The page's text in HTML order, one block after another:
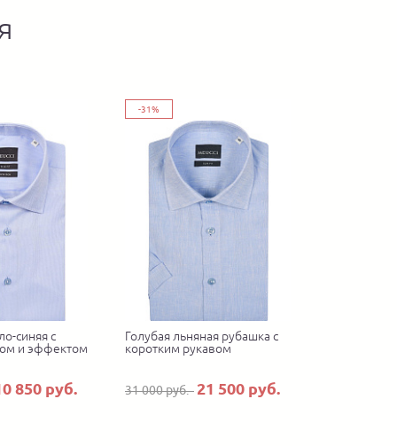
синяя с
и эффектом
850 руб.
-31%
Голубая льняная рубашка с
коротким рукавом
31 000 руб. 21 500 руб.